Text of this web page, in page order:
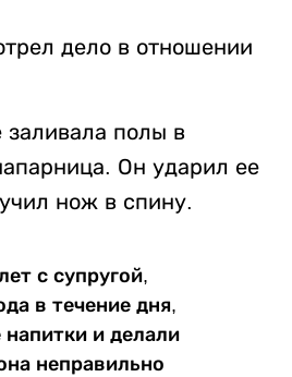
дело в отношении
заливала полы в
Он ударил ее
нож в спину.
с супругой,
в течение дня,
и делали
неправильно